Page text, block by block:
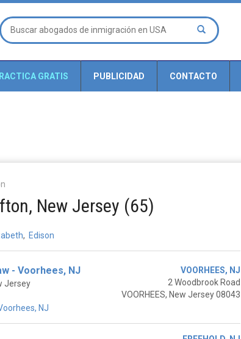
GRATIS PUBLICIDAD CONTACTO
New Jersey (65)
, Edison
- Voorhees, NJ
Jersey
NJ
VOORHEES, NJ
2 Woodbrook Road
VOORHEES, New Jersey 08043